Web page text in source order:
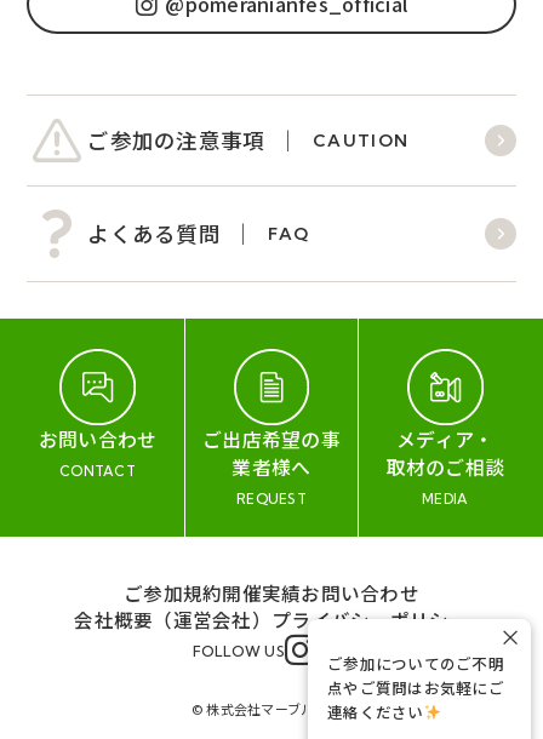
ご参加の注意事項 CAUTION
よくある質問 FAQ
お問い合わせ
CONTACT
ご出店希望の事
業者様へ
REQUEST
メディア・
取材のご相談
MEDIA
ご参加規約開催実績お問い合わせ
会社概要（運営会社） プライバシーポリシー
FOLLOW US
© 株式会社マーブル&コー
ご参加についてのご不明
点やご質問はお気軽にご
連絡ください
×